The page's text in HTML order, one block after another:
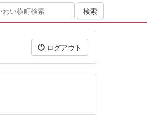
ログアウト